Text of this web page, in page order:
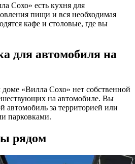
Сохо» есть кухня для
пищи и вся необходимая
кафе и столовые, где вы
для автомобиля на
«Вилла Сохо» нет собственной
на автомобиле. Вы
автомобиль за территорией или
парковками.
рядом